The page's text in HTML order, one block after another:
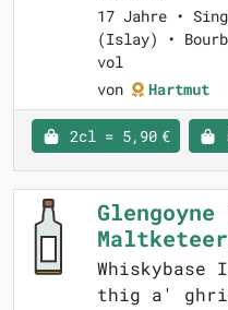
17 Jahre •
(Islay) •
vol
von
Hartmut
2cl = 5,90 €
Whiskybase
thig a'